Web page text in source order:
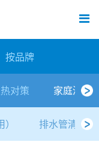
按品牌
对策 家庭清洁
排水管清洁